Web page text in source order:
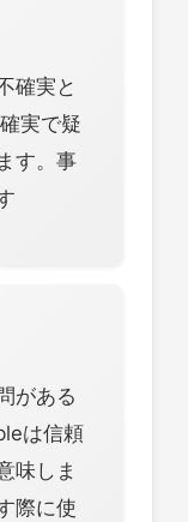
確実と
実で疑
す。事
がある
は信頼
味しま
際に使